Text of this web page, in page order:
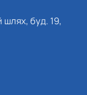
шлях, буд. 19,